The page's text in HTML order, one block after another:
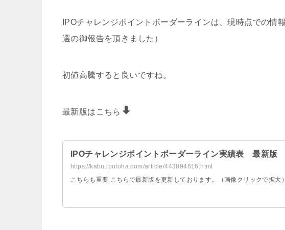
IPOチャレンジポイントボーダーラインは、現時点での情
選の御報告を頂きました）
初値高騰すると良いですね。
最新版はこちら
IPOチャレンジポイントボーダーライン実績表 最新版
https://kabu.ipotoha.com/article/443894616.html
こちらも重要 こちらで最新版を更新しております。（画像クリックで拡大）